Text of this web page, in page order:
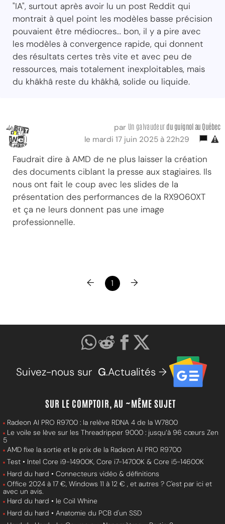
"IA", surtout après avoir lu un post Reddit qui
montrait à quel point les modèles basse précision
pouvaient être médiocres... bon, il y a pire avec
les modèles à convergence rapide, qui donnent
des résultats certes très vite et avec peu de
ressources, mais totalement inexploitables, mais
du khâkhâ reste du khâkhâ, solide ou liquide.
par Un galvaudeur du guignol au Québec
le mardi 17 juin 2025 à 22h29
Faudrait dire à AMD de ne plus laisser la création
des documents ciblant la presse aux stagiaires. Ils
nous ont fait le coup avec les slides de la
présentation des performances de la RX9060XT
et ça ne leurs donnent pas une image
professionnelle.
← 1 →
Suivez-nous sur G.Actualités →
SUR LE COMPTOIR, AU ~MÊME SUJET
Radeon AI PRO R9700 : la relève RDNA 4 de la W7800
Le voile se lève sur les Threadripper 9000 : jusqu’à 96 cœurs Zen
5
AMD fixe la sortie et le prix de la Radeon AI PRO R9700
Test • Intel Core i9-14900K, Core i7-14700K & Core i5-14600K
Hard du hard • Connecteurs vidéo & définitions
Office 2024 à 17 €, Windows 11 à 12 € , et autres ? C'est par ici et
avec un avis.
Hard du hard • le Coil Whine
Hard du hard • Anatomie du PCB d'un SSD